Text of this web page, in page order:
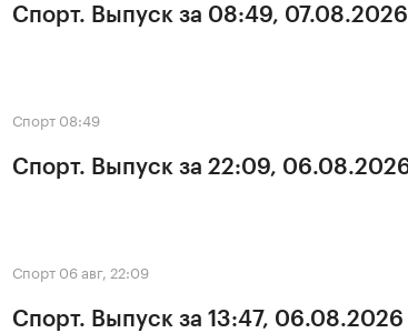
Спорт. Выпуск за 08:49, 07.08.2026
Спорт 08:49
Спорт. Выпуск за 22:09,
Спорт 06 авг, 22:09
Спорт. Выпуск за 13:47, 06.08.2026